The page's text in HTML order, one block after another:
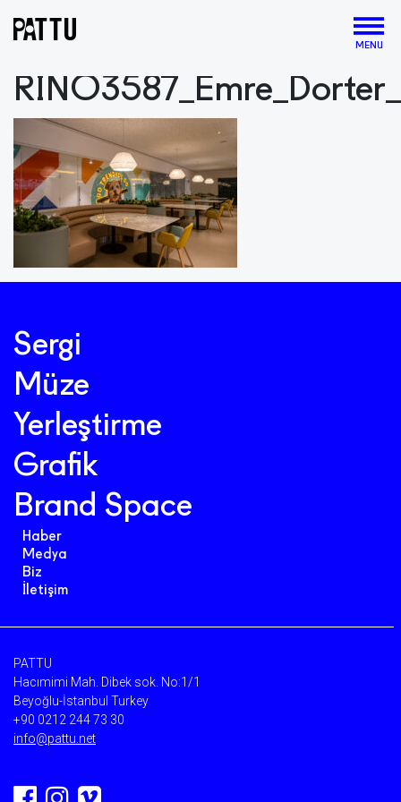
MENU
PATTU
Hacımimi Mah. Dibek sok. No:1/1
Beyoğlu-İstanbul Turkey
+90 0212 244 73 30
info@pattu.net
Sergi
Müze
Yerleştirme
Grafik
Brand Space
Haber
Medya
Biz
İletişim